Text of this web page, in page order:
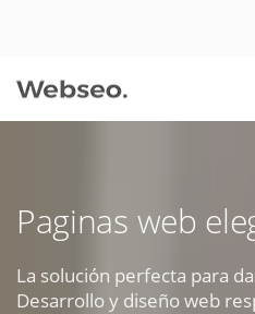
Paginas web
La solución perfecta para
Desarrollo y diseño web
09:30 AM A